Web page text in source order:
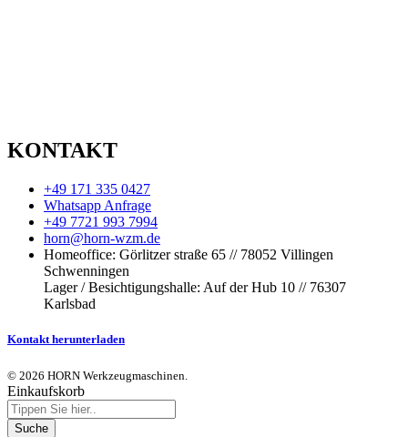
KONTAKT
+49 171 335 0427
Whatsapp Anfrage
+49 7721 993 7994
horn@horn-wzm.de
Homeoffice: Görlitzer straße 65 // 78052 Villingen
Schwenningen
Lager / Besichtigungshalle: Auf der Hub 10 // 76307
Karlsbad
Kontakt herunterladen
© 2026 HORN Werkzeugmaschinen.
Einkaufskorb